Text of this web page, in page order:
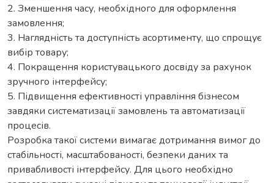
2. Зменшення часу, необхідного для оформлення
замовлення;
3. Наглядність та доступність асортименту, що спрощує
вибір товару;
4. Покращення користувацького досвіду за рахунок
зручного інтерфейсу;
5. Підвищення ефективності управління бізнесом
завдяки систематизації замовлень та автоматизації
процесів.
Розробка такої системи вимагає дотримання вимог до
стабільності, масштабованості, безпеки даних та
привабливості інтерфейсу. Для цього необхідно